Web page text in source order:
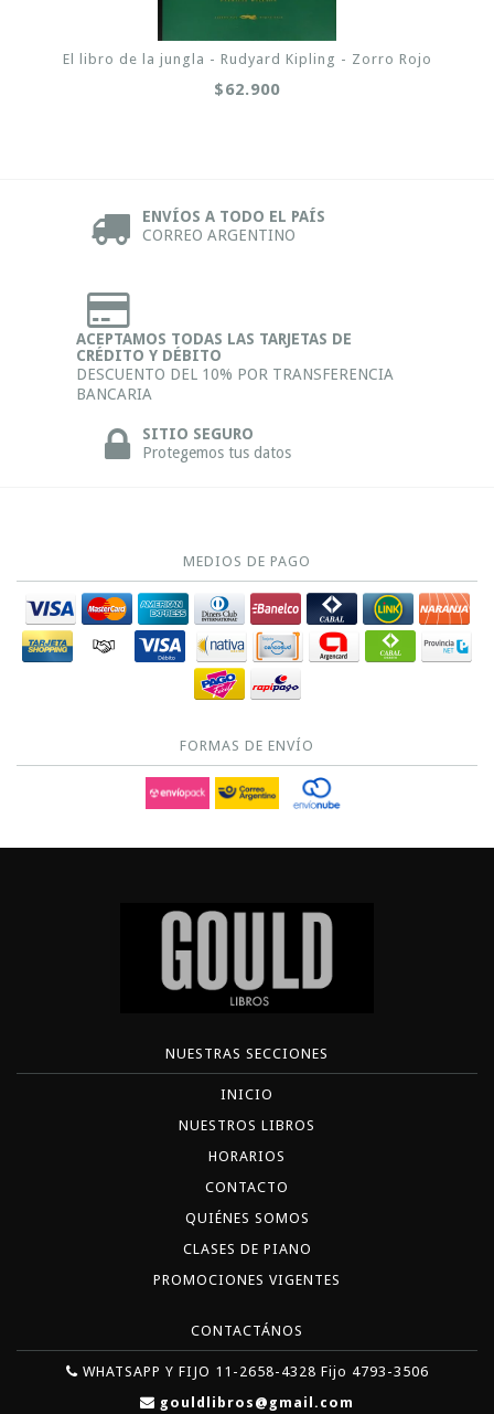
El libro de la jungla - Rudyard Kipling - Zorro Rojo
$62.900
ENVÍOS A TODO EL PAÍS
CORREO ARGENTINO
ACEPTAMOS TODAS LAS TARJETAS DE
CRÉDITO Y DÉBITO
DESCUENTO DEL 10% POR TRANSFERENCIA
BANCARIA
SITIO SEGURO
Protegemos tus datos
MEDIOS DE PAGO
FORMAS DE ENVÍO
NUESTRAS SECCIONES
INICIO
NUESTROS LIBROS
HORARIOS
CONTACTO
QUIÉNES SOMOS
CLASES DE PIANO
PROMOCIONES VIGENTES
CONTACTÁNOS
WHATSAPP Y FIJO 11-2658-4328 Fijo 4793-3506
gouldlibros@gmail.com